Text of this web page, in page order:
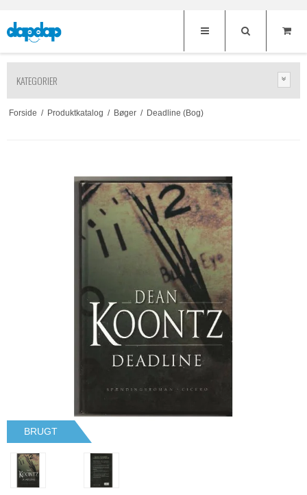
KATEGORIER
Forside / Produktkatalog / Bøger / Deadline (Bog)
BRUGT